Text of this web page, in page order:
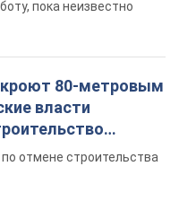
пока неизвестно
80-метровым
власти
отмене строительства